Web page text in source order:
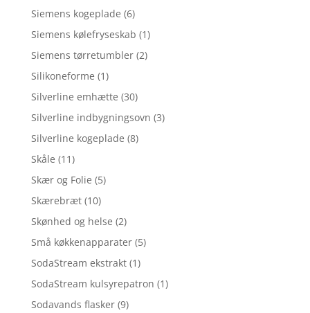
Siemens kogeplade (6)
Siemens kølefryseskab (1)
Siemens tørretumbler (2)
Silikoneforme (1)
Silverline emhætte (30)
Silverline indbygningsovn (3)
Silverline kogeplade (8)
Skåle (11)
Skær og Folie (5)
Skærebræt (10)
Skønhed og helse (2)
Små køkkenapparater (5)
SodaStream ekstrakt (1)
SodaStream kulsyrepatron (1)
Sodavands flasker (9)